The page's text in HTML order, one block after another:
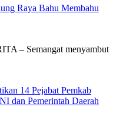
Raya Bahu Membahu
– Semangat menyambut
14 Pejabat Pemkab
dan Pemerintah Daerah